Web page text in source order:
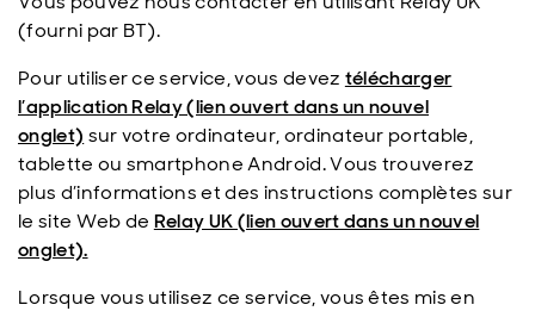
(fourni par BT).
Pour utiliser ce service, vous devez télécharger
l’application Relay (lien ouvert dans un nouvel
onglet) sur votre ordinateur, ordinateur portable,
tablette ou smartphone Android. Vous trouverez
plus d’informations et des instructions complètes sur
le site Web de Relay UK (lien ouvert dans un nouvel
onglet).
Lorsque vous utilisez ce service, vous êtes mis en